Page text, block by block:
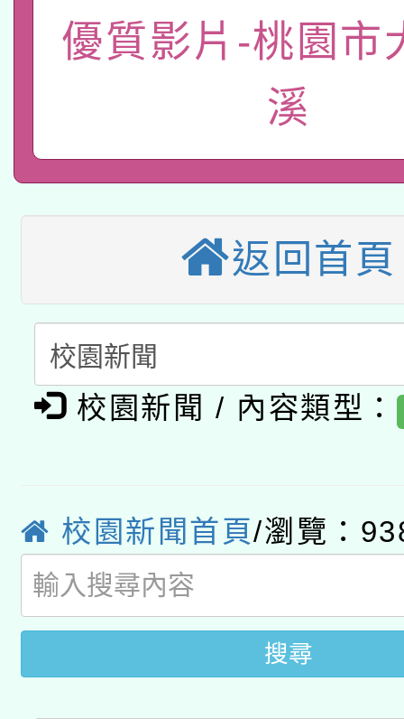
業技術研究院辦理「
用水績優單位及節水達
115年8月22日(星期六
桃園市孔廟祈福系列
開 智慧啟航」
2026年桃園地景藝術
本校115學年度第2次
招甄選結果公告(無人
招)
適應運動共學行動站研
暨閱讀推動專業研習
科技賦能─人工智慧
礎課程
「數位內容與教學軟體
pilot」
有關大陸委員會函釋公
薪期間赴陸應申請許可
轉知經濟部水利署委託
用水績優單位及節水達
動」
桃園市孔廟祈福系列
開 智慧啟航」
2026年桃園地景藝術
優質影片-桃園市
溪
返回首頁
校園新聞 / 內容類型：
校園新聞首頁/瀏覽：
搜尋